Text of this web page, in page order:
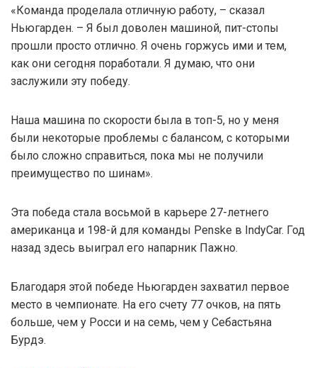
«Команда проделала отличную работу, – сказал
Ньюгарден. – Я был доволен машиной, пит-стопы
прошли просто отлично. Я очень горжусь ими и тем,
как они сегодня поработали. Я думаю, что они
заслужили эту победу.
Наша машина по скорости была в топ-5, но у меня
были некоторые проблемы с балансом, с которыми
было сложно справиться, пока мы не получили
преимущество по шинам».
Эта победа стала восьмой в карьере 27-летнего
американца и 198-й для команды Penske в IndyCar. Год
назад здесь выиграл его напарник Пажно.
Благодаря этой победе Ньюгарден захватил первое
место в чемпионате. На его счету 77 очков, на пять
больше, чем у Росси и на семь, чем у Себастьяна
Бурдэ.